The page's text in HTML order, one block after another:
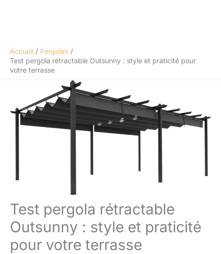
Accueil
Pergolas
Test pergola rétractable Outsunny : style et praticité pour
votre terrasse
Test pergola rétractable
Outsunny : style et praticité
pour votre terrasse